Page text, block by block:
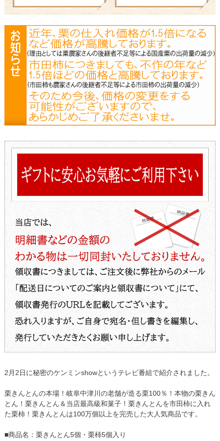
2月2日に秘密のケンミンshowというテレビ番組で紹介されました。
栗きんとんの本場！岐阜中津川の老舗が造る栗100％！本物の栗きん
とん！栗きんとん＆当店最高級和菓子！栗きんとんを市田柿に入れ
た栗柿！栗きんとんは100万個以上を完売した大人気商品です。
■商品名：栗きんとん5個・栗柿5個入り